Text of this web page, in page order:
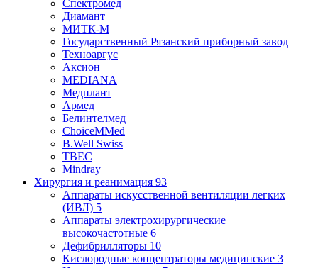
Спектромед
Диамант
МИТК-М
Государственный Рязанский приборный завод
Техноаргус
Аксион
MEDIANA
Медплант
Армед
Белинтелмед
ChoiceMMed
B.Well Swiss
ТВЕС
Mindray
Хирургия и реанимация 93
Аппараты искусственной вентиляции легких
(ИВЛ) 5
Аппараты электрохирургические
высокочастотные 6
Дефибрилляторы 10
Кислородные концентраторы медицинские 3